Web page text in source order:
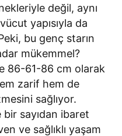
değil, aynı
yapısıyla da
bu genç starın
mükemmel?
86-61-86 cm olarak
zarif hem de
sağlıyor.
bir sayıdan ibaret
ve sağlıklı yaşam